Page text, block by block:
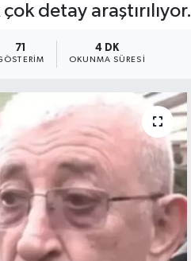
detay araştırılıyor.
71 4 DK
OKUNMA SÜRESI